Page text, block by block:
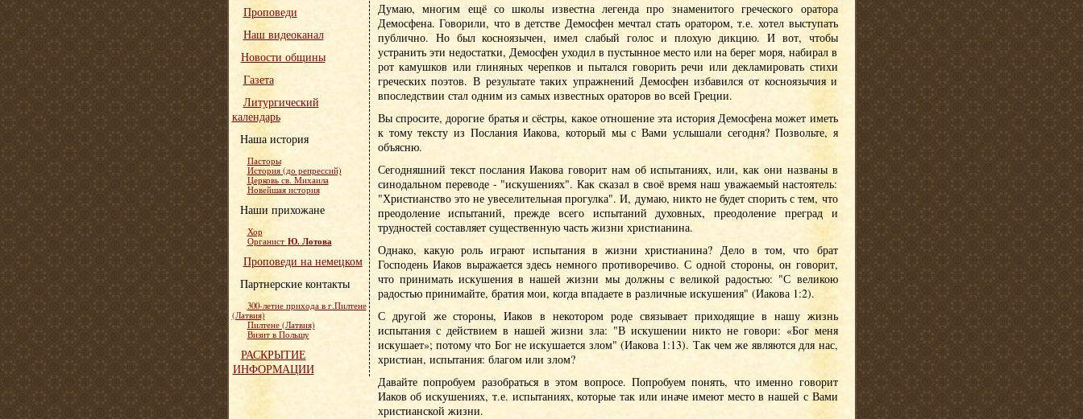
Думаю, многим ещё со школы известна легенда про знаменитого греческого оратора
Демосфена. Говорили, что в детстве Демосфен мечтал стать оратором, т.е. хотел выступать
публично. Но был косноязычен, имел слабый голос и плохую дикцию. И вот, чтобы
устранить эти недостатки, Демосфен уходил в пустынное место или на берег моря, набирал в
рот камушков или глиняных черепков и пытался говорить речи или декламировать стихи
греческих поэтов. В результате таких упражнений Демосфен избавился от косноязычия и
впоследствии стал одним из самых известных ораторов во всей Греции.
Вы спросите, дорогие братья и сёстры, какое отношение эта история Демосфена может иметь
к тому тексту из Послания Иакова, который мы с Вами услышали сегодня? Позвольте, я
объясню.
Сегодняшний текст послания Иакова говорит нам об испытаниях, или, как они названы в
синодальном переводе - "искушениях". Как сказал в своё время наш уважаемый настоятель:
"Христианство это не увеселительная прогулка". И, думаю, никто не будет спорить с тем, что
преодоление испытаний, прежде всего испытаний духовных, преодоление преград и
трудностей составляет существенную часть жизни христианина.
Однако, какую роль играют испытания в жизни христианина? Дело в том, что брат
Господень Иаков выражается здесь немного противоречиво. С одной стороны, он говорит,
что принимать искушения в нашей жизни мы должны с великой радостью: "С великою
радостью принимайте, братия мои, когда впадаете в различные искушения" (Иакова 1:2).
С другой же стороны, Иаков в некотором роде связывает приходящие в нашу жизнь
испытания с действием в нашей жизни зла: "В искушении никто не говори: «Бог меня
искушает»; потому что Бог не искушается злом" (Иакова 1:13). Так чем же являются для нас,
христиан, испытания: благом или злом?
Давайте попробуем разобраться в этом вопросе. Попробуем понять, что именно говорит
Иаков об искушениях, т.е. испытаниях, которые так или иначе имеют место в нашей с Вами
христианской жизни.
Проповеди
Наш видеоканал
Новости общины
Газета
Литургический
календарь
Наша история
Пасторы
История (до репрессий)
Церковь св. Михаила
Новейшая история
Наши прихожане
Хор
Органист Ю. Лотова
Проповеди на немецком
Партнерские контакты
300-летие прихода в г.Пилтене
(Латвия)
Пилтене (Латвия)
Визит в Польшу
РАСКРЫТИЕ
ИНФОРМАЦИИ